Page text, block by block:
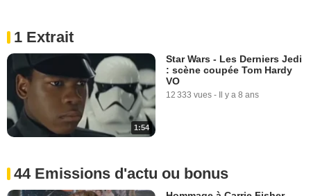
0:15
1:00
Star Wars - Les Derniers Jedi
1 Extrait
1:54
Star Wars - Les Derniers Jedi
: scène coupée Tom Hardy
VO
12 333 vues - Il y a 8 ans
44 Emissions d'actu ou bonus